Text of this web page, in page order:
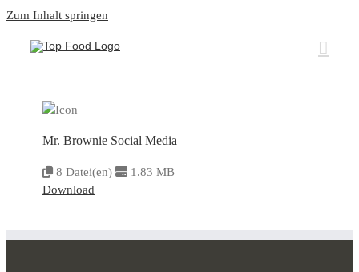
Zum Inhalt springen
Mr. Brownie Social Media
8 Datei(en)
1.83 MB
Download